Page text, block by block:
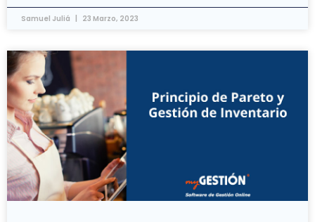
Samuel Juliá 23 Marzo, 2023